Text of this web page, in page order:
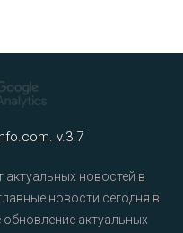
v.3.7
новостей в
новости сегодня в
актуальных